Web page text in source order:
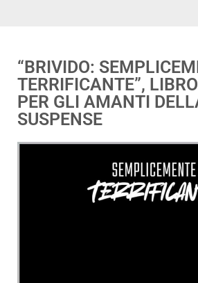
“BRIVIDO:
TERRIFICANTE”,
PER GLI AMANTI
SUSPENSE